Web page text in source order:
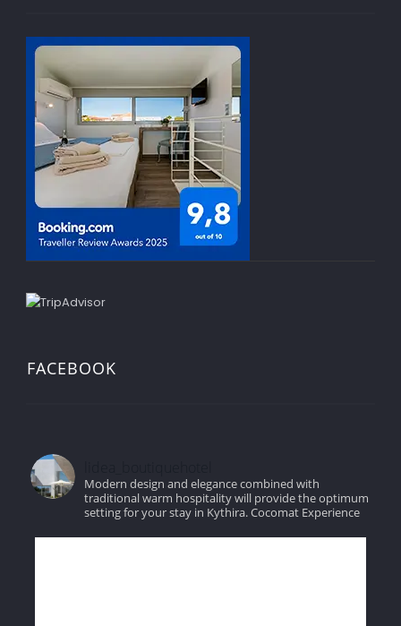
FACEBOOK
Modern design and elegance combined with
traditional warm hospitality will provide the optimum
setting for your stay in Kythira.Cocomat Experience